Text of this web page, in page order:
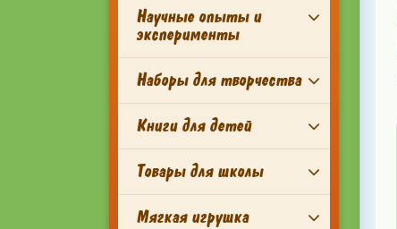
Научные опыты и
эксперименты
Наборы для творчества
Книги для детей
Товары для школы
Мягкая игрушка